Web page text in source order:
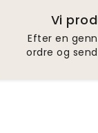
Vi
Efter en
ordre og